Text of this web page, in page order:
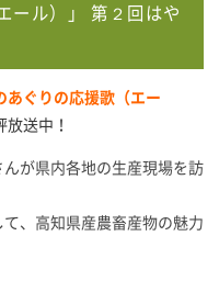
ール）」 第２回はや
あぐりの応援歌（エー
送中！
が県内各地の生産現場を訪
、高知県産農畜産物の魅力